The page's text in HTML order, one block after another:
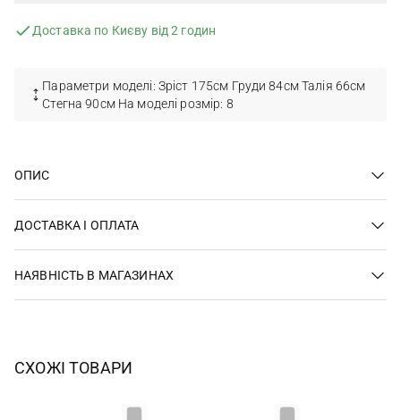
Доставка по Києву від 2 годин
Параметри моделі: Зріст 175см Груди 84см Талія 66см
Стегна 90см На моделі розмір: 8
ОПИС
ДОСТАВКА І ОПЛАТА
НАЯВНІСТЬ В МАГАЗИНАХ
СХОЖІ ТОВАРИ